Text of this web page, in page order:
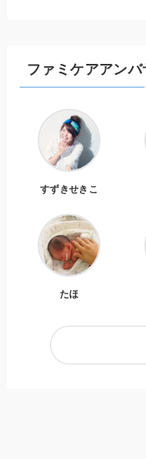
ファミケアアンバ
すずきせきこ
たほ